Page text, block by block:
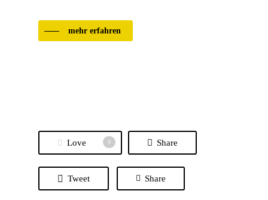
mehr erfahren
Love 0 Share
Tweet Share